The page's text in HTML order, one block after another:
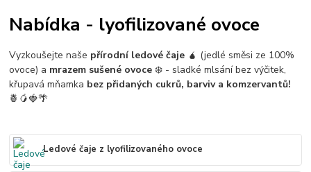
Nabídka - lyofilizované ovoce
Vyzkoušejte naše přírodní ledové čaje 🧉 (jedlé směsi ze 100%
ovoce) a mrazem sušené ovoce ❄️ - sladké mlsání bez výčitek,
křupavá mňamka bez přidaných cukrů, barviv a komzervantů!
🍍🥭🍓🌴
Ledové čaje z lyofilizovaného ovoce